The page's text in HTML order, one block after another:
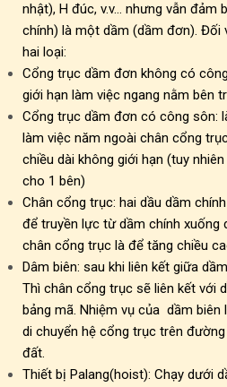
nhật), H đúc, v.v… nhưng vẫn đảm
chính) là một dầm (dầm đơn). Đối
hai loại:
Cổng trục dầm đơn không có
giới hạn làm việc ngang nằm bên
Cổng trục dầm đơn có công sôn:
làm việc năm ngoài chân cổng
chiều dài không giới hạn (tuy
cho 1 bên)
Chân cổng trục: hai dầu dầm
để truyền lực từ dầm chính xuống
chân cổng trục là để tăng chiều
Dâm biên: sau khi liên kết giữa
Thì chân cổng trục sẽ liên kết với
bảng mã. Nhiệm vụ của dầm biên
di chuyển hệ cổng trục trên
đất.
Thiết bị Palang(hoist): Chạy dưới